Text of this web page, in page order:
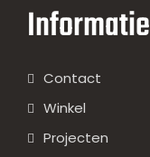
Informatie
Contact
Winkel
Projecten